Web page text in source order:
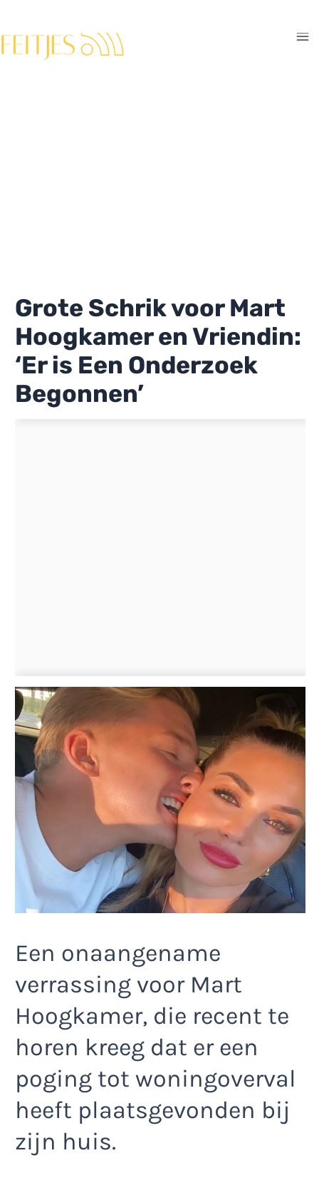
de
Grote Schrik voor Mart
Hoogkamer en Vriendin:
‘Er is Een Onderzoek
Begonnen’
Een onaangename
verrassing voor Mart
Hoogkamer, die recent te
horen kreeg dat er een
poging tot woningoverval
heeft plaatsgevonden bij
zijn huis.